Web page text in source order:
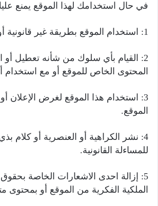
في حال استخدامك لهذا الموقع يمنع
1: استخدام الموقع بطريقة غير قانونية أو مخالفة سياسة الخصوصية.
2: القيام بأي سلوك من شأنه تعطيل أو
المحتوى الخاص للموقع أو مع
3: استخدام هذا الموقع لغرض الإعلان
الموقع.
4: نشر الكراهية أو العنصرية أو
للمساءلة القانونية.
5: إزالة احدى الاشعارات الخاصة
الملكية الفكرية من الموقع أو بمحتوى